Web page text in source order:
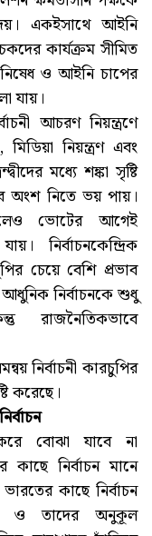
একইসাথে আইনি
কার্যক্রম সীমিত
ও আইনি চাপের
যায়।
আচরণ নিয়ন্ত্রণে
নিয়ন্ত্রণ এবং
মধ্যে শঙ্কা সৃষ্টি
অংশ নিতে ভয় পায়।
ভোটের আগেই
নির্বাচনকেন্দ্রিক
চেয়ে বেশি প্রভাব
নির্বাচনকে শুধু
রাজনৈতিকভাবে
নির্বাচনী কারচুপির
করেছে।
বোঝা যাবে না
কাছে নির্বাচন মানে
কাছে নির্বাচন
ও তাদের অনুকূল